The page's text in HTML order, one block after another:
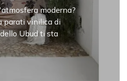
moderna?
parati vinilica di
Ubud ti sta